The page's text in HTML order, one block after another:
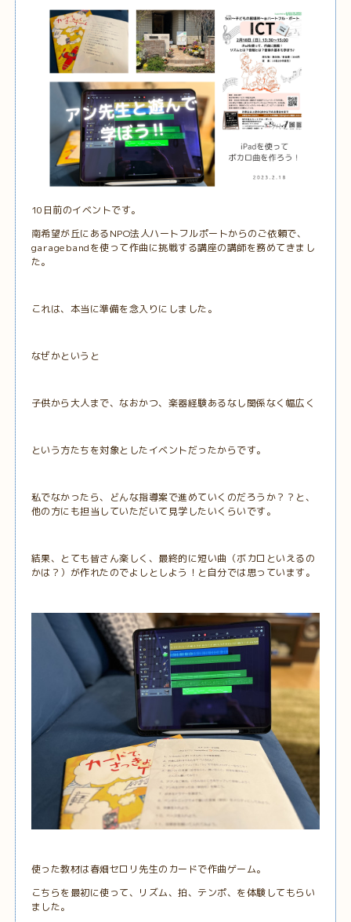
10日前のイベントです。
南希望が丘にあるNPO法人ハートフルポートからのご依頼で、
garagebandを使って作曲に挑戦する講座の講師を務めてきまし
た。
これは、本当に準備を念入りにしました。
なぜかというと
子供から大人まで、なおかつ、楽器経験あるなし関係なく幅広く
という方たちを対象としたイベントだったからです。
私でなかったら、どんな指導案で進めていくのだろうか？？と、
他の方にも担当していただいて見学したいくらいです。
結果、とても皆さん楽しく、最終的に短い曲（ボカロといえるの
かは？）が作れたのでよしとしよう！と自分では思っています。
使った教材は春畑セロリ先生のカードで作曲ゲーム。
こちらを最初に使って、リズム、拍、テンポ、を体験してもらい
ました。